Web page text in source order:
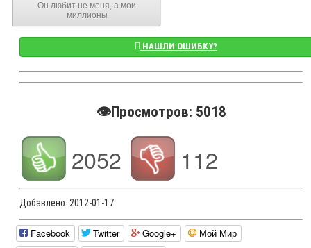
Он любит не меня, а мои
миллионы
НАШЛИ ОШИБКУ?
👁️Просмотров: 5018
2052 112
Добавлено: 2012-01-17
Facebook Twitter Google+
Мой Мир